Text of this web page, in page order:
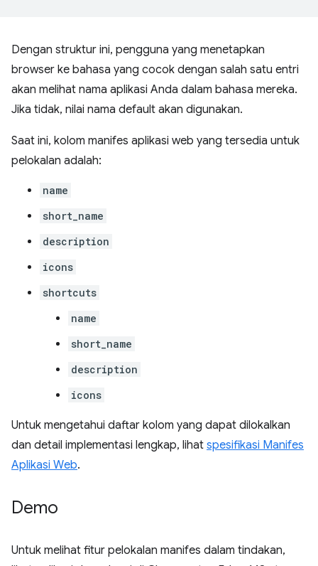
Dengan struktur ini, pengguna yang menetapkan
browser ke bahasa yang cocok dengan salah satu entri
akan melihat nama aplikasi Anda dalam bahasa mereka.
Jika tidak, nilai nama default akan digunakan.
Saat ini, kolom manifes aplikasi web yang tersedia untuk
pelokalan adalah:
name
short_name
description
icons
shortcuts
name
short_name
description
icons
Untuk mengetahui daftar kolom yang dapat dilokalkan
dan detail implementasi lengkap, lihat spesifikasi Manifes
Aplikasi Web.
Demo
Untuk melihat fitur pelokalan manifes dalam tindakan,